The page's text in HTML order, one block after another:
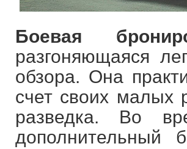
Боевая
разгоняющаяся
обзора. Она
счет своих малых
разведка. Во
дополнительный